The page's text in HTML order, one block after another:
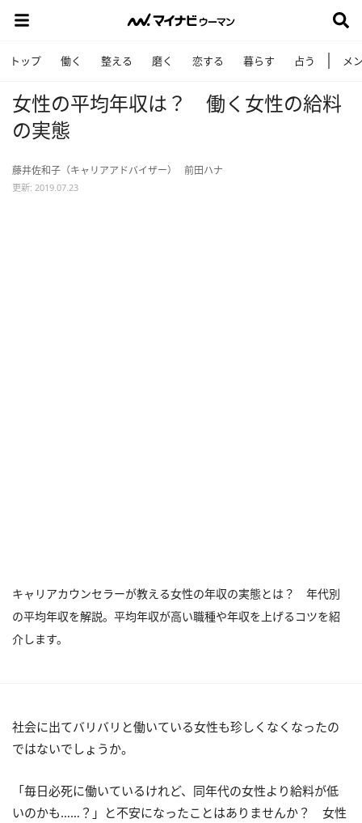
トップ 働く 整える 磨く 恋する 暮らす 占う メ
女性の平均年収は？ 働く女性の給料
の実態
藤井佐和子（キャリアアドバイザー） 前田ハナ
更新: 2019.07.23
キャリアカウンセラーが教える女性の年収の実態とは？ 年代別
の平均年収を解説。平均年収が高い職種や年収を上げるコツを紹
介します。
社会に出てバリバリと働いている女性も珍しくなくなったの
ではないでしょうか。
「毎日必死に働いているけれど、同年代の女性より給料が低
いのかも……？」と不安になったことはありませんか？ 女性